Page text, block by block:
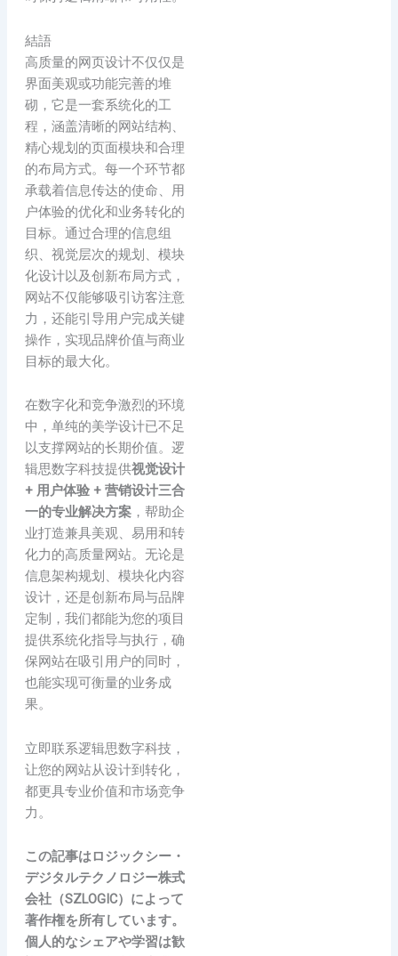
結語
高质量的网页设计不仅仅是
界面美观或功能完善的堆
砌，它是一套系统化的工
程，涵盖清晰的网站结构、
精心规划的页面模块和合理
的布局方式。每一个环节都
承载着信息传达的使命、用
户体验的优化和业务转化的
目标。通过合理的信息组
织、视觉层次的规划、模块
化设计以及创新布局方式，
网站不仅能够吸引访客注意
力，还能引导用户完成关键
操作，实现品牌价值与商业
目标的最大化。
在数字化和竞争激烈的环境
中，单纯的美学设计已不足
以支撑网站的长期价值。逻
辑思数字科技提供视觉设计
+ 用户体验 + 营销设计三合
一的专业解决方案，帮助企
业打造兼具美观、易用和转
化力的高质量网站。无论是
信息架构规划、模块化内容
设计，还是创新布局与品牌
定制，我们都能为您的项目
提供系统化指导与执行，确
保网站在吸引用户的同时，
也能实现可衡量的业务成
果。
立即联系逻辑思数字科技，
让您的网站从设计到转化，
都更具专业价值和市场竞争
力。
この記事はロジックシー・
デジタルテクノロジー株式
会社（SZLOGIC）によって
著作権を所有しています。
個人的なシェアや学習は歓